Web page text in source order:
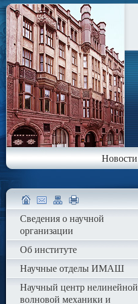
Новости
Сведения о научной
организации
Об институте
Научные отделы ИМАШ
Научный центр нелинейной
волновой механики и